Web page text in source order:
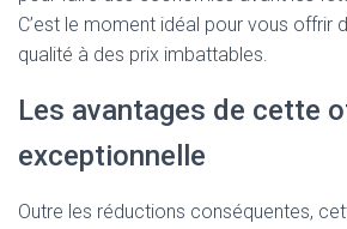
C’est le moment idéal pour vous offrir
qualité à des prix imbattables.
Les avantages de cette
exceptionnelle
Outre les réductions conséquentes,